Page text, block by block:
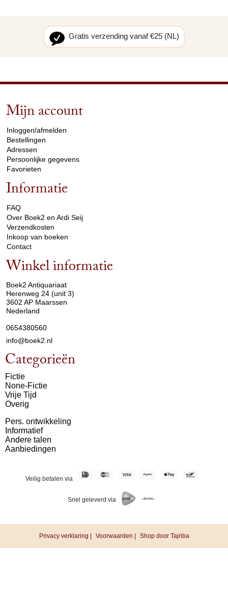
Gratis verzending vanaf €25 (NL)
Mijn account
Inloggen/afmelden
Bestellingen
Adressen
Persoonlijke gegevens
Favorieten
Informatie
FAQ
Over Boek2 en Ardi Seij
Verzendkosten
Inkoop van boeken
Contact
Winkel informatie
Boek2 Antiquariaat
Herenweg 24 (unit 3)
3602 AP Maarssen
Nederland
0654380560
info@boek2.nl
Categorieën
Fictie
None-Fictie
Vrije Tijd
Overig
Pers. ontwikkeling
Informatief
Andere talen
Aanbiedingen
Veilig betalen via
Snel geleverd via
Privacy verklaring | Voorwaarden | Shop door Tajriba